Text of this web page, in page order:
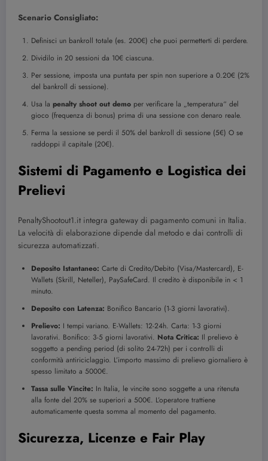
Scenario Consigliato:
Definisci un bankroll totale (es. 200€) che puoi permetterti di perdere.
Dividilo in 20 sessioni da 10€ ciascuna.
Per sessione, imposta una puntata per spin non superiore a 0.20€ (2%
del bankroll di sessione).
Usa la penalty shoot out demo per verificare la „temperatura“ del
gioco (frequenza di bonus) prima di una sessione con denaro reale.
Ferma la sessione se perdi il 50% del bankroll di sessione (5€) O se
raddoppi il capitale (20€).
Sistemi di Pagamento e Logistica dei
Prelievi
PenaltyShootout1.it integra gateway di pagamento comuni in Italia.
La velocità di elaborazione dipende dal metodo e dai controlli di
sicurezza automatizzati.
Deposito Istantaneo: Carte di Credito/Debito (Visa/Mastercard), E-
Wallets (Skrill, Neteller), PaySafeCard. Il credito è disponibile in < 1
minuto.
Deposito con Latenza: Bonifico Bancario (1-3 giorni lavorativi).
Prelievo: I tempi variano. E-Wallets: 12-24h. Carta: 1-3 giorni
lavorativi. Bonifico: 3-5 giorni lavorativi. Nota Critica: Il prelievo è
soggetto a pending period (di solito 24-72h) per i controlli di
conformità antiriciclaggio. L’importo massimo di prelievo giornaliero è
spesso limitato a 5000€.
Tassa sulle Vincite: In Italia, le vincite sono soggette a una ritenuta
alla fonte del 20% se superiori a 500€. L’operatore trattiene
automaticamente questa somma al momento del pagamento.
Sicurezza, Licenze e Fair Play